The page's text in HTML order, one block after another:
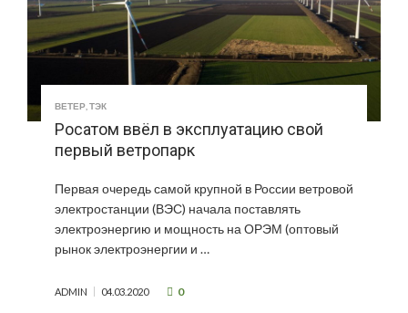
ВЕТЕР ТЭК
Росатом ввёл в эксплуатацию свой
первый ветропарк
Первая очередь самой крупной в России ветровой
электростанции (ВЭС) начала поставлять
электроэнергию и мощность на ОРЭМ (оптовый
рынок электроэнергии и …
ADMIN 04.03.2020 0